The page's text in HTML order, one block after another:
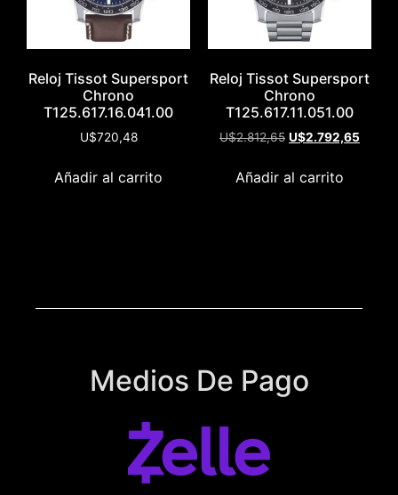
Reloj Tissot Supersport
Chrono
T125.617.16.041.00
U$720,48
Añadir al carrito
Reloj Tissot Supersport
Chrono
T125.617.11.051.00
U$2.812,65 U$2.792,65
Añadir al carrito
Medios De Pago